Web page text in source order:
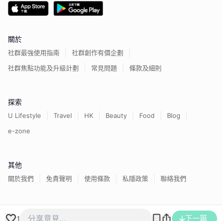
1 下一篇
關於
社群最強使用指南
社群創作有價企劃
社群焦點功能及升級計劃
常見問題 條款及細則
探索
U Lifestyle Travel HK Beauty Food
Blog
e-zone
其他
關於我們 免責聲明 使用條款 私隱政策 聯絡我們
香港經濟日報版權所有©